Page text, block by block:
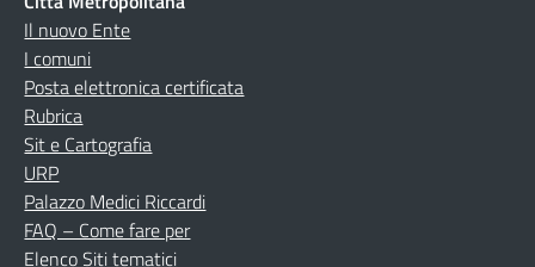
Il nuovo Ente
I comuni
Posta elettronica certificata
Rubrica
Sit e Cartografia
URP
Palazzo Medici Riccardi
FAQ – Come fare per
Elenco Siti tematici